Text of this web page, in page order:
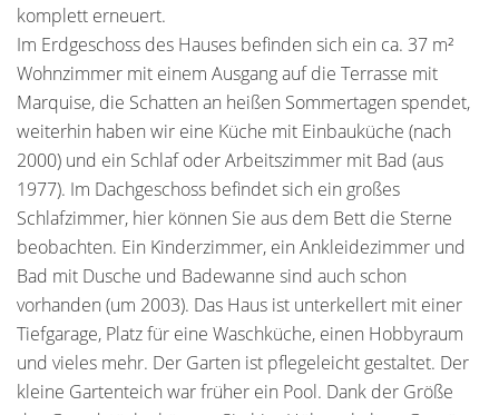
komplett erneuert.
Im Erdgeschoss des Hauses befinden sich ein ca. 37 m²
Wohnzimmer mit einem Ausgang auf die Terrasse mit
Marquise, die Schatten an heißen Sommertagen spendet,
weiterhin haben wir eine Küche mit Einbauküche (nach
2000) und ein Schlaf oder Arbeitszimmer mit Bad (aus
1977). Im Dachgeschoss befindet sich ein großes
Schlafzimmer, hier können Sie aus dem Bett die Sterne
beobachten. Ein Kinderzimmer, ein Ankleidezimmer und
Bad mit Dusche und Badewanne sind auch schon
vorhanden (um 2003). Das Haus ist unterkellert mit einer
Tiefgarage, Platz für eine Waschküche, einen Hobbyraum
und vieles mehr. Der Garten ist pflegeleicht gestaltet. Der
kleine Gartenteich war früher ein Pool. Dank der Größe